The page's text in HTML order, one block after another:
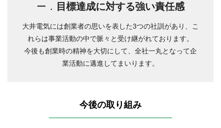
ー． 目標達成に対する強い責任感
大井電気には創業者の思いを表した3つの社訓があり、こ
れらは事業活動の中で脈々と受け継がれております。
今後も創業時の精神を大切にして、全社一丸となって企
業活動に邁進してまいります。
今後の取り組み